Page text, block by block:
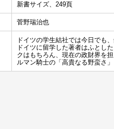
新書サイズ、249頁
菅野瑞治也
ドイツの学生結社では今日でも
ドイツに留学した著者はふとし
クはもちろん、現在の政財界を
ルマン騎士の「高貴なる野蛮さ